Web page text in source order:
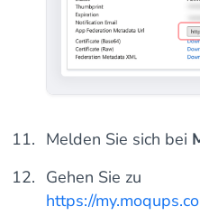
Melden Sie sich bei
Gehen Sie zu
https://